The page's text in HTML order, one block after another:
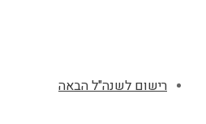
רישום לשנה"ל הבאה